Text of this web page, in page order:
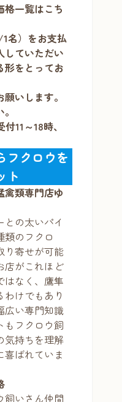
一覧はこち
名）をお支払
していただい
形をとってお
いします。
11～18時、
フクロウを
ト
類専門店ゆ
の太いパイ
類のフクロ
り寄せが可能
店がこれほど
はなく、鷹隼
けでもあり
広い専門知識
もフクロウ飼
気持ちを理解
喜ばれていま
飼いさん仲間